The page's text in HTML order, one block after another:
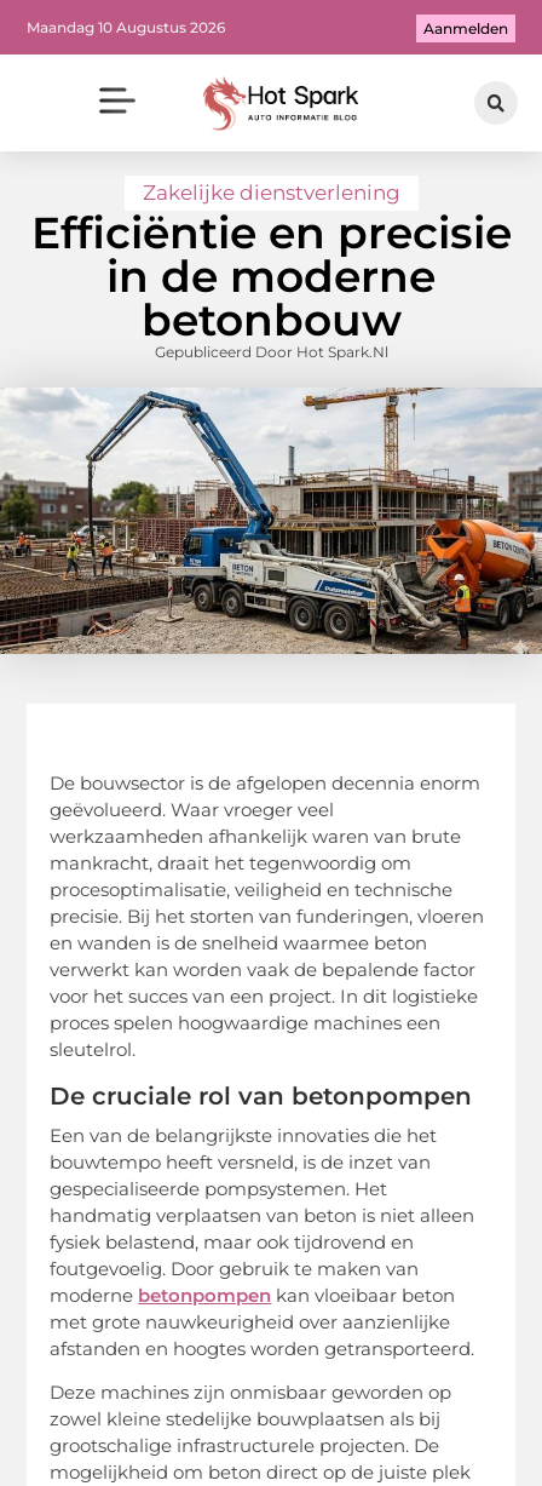
Maandag 10 Augustus 2026 Aanmelden
Zakelijke dienstverlening
Efficiëntie en precisie
in de moderne
betonbouw
Gepubliceerd Door Hot Spark.nl
De bouwsector is de afgelopen decennia enorm
geëvolueerd. Waar vroeger veel
werkzaamheden afhankelijk waren van brute
mankracht, draait het tegenwoordig om
procesoptimalisatie, veiligheid en technische
precisie. Bij het storten van funderingen, vloeren
en wanden is de snelheid waarmee beton
verwerkt kan worden vaak de bepalende factor
voor het succes van een project. In dit logistieke
proces spelen hoogwaardige machines een
sleutelrol.
De cruciale rol van betonpompen
Een van de belangrijkste innovaties die het
bouwtempo heeft versneld, is de inzet van
gespecialiseerde pompsystemen. Het
handmatig verplaatsen van beton is niet alleen
fysiek belastend, maar ook tijdrovend en
foutgevoelig. Door gebruik te maken van
moderne betonpompen kan vloeibaar beton
met grote nauwkeurigheid over aanzienlijke
afstanden en hoogtes worden getransporteerd.
Deze machines zijn onmisbaar geworden op
zowel kleine stedelijke bouwplaatsen als bij
grootschalige infrastructurele projecten. De
mogelijkheid om beton direct op de juiste plek